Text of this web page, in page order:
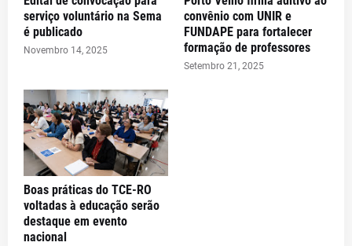
serviço voluntário na Sema
é publicado
Novembro 14, 2025
convênio com UNIR e
FUNDAPE para fortalecer
formação de professores
Setembro 21, 2025
Boas práticas do TCE-RO
voltadas à educação serão
destaque em evento
nacional